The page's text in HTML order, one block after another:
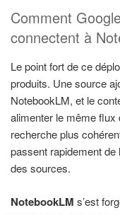
Comment
connectent à
Le point fort de ce
produits. Une source
NotebookLM, et le
alimenter le même flux
recherche plus
passent rapidement de
des sources.
NotebookLM s’est